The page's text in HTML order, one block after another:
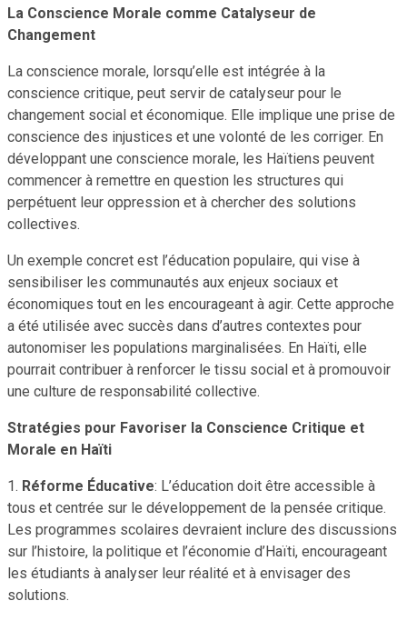
La Conscience Morale comme Catalyseur de
Changement
La conscience morale, lorsqu’elle est intégrée à la
conscience critique, peut servir de catalyseur pour le
changement social et économique. Elle implique une prise de
conscience des injustices et une volonté de les corriger. En
développant une conscience morale, les Haïtiens peuvent
commencer à remettre en question les structures qui
perpétuent leur oppression et à chercher des solutions
collectives.
Un exemple concret est l’éducation populaire, qui vise à
sensibiliser les communautés aux enjeux sociaux et
économiques tout en les encourageant à agir. Cette approche
a été utilisée avec succès dans d’autres contextes pour
autonomiser les populations marginalisées. En Haïti, elle
pourrait contribuer à renforcer le tissu social et à promouvoir
une culture de responsabilité collective.
Stratégies pour Favoriser la Conscience Critique et
Morale en Haïti
1. Réforme Éducative: L’éducation doit être accessible à
tous et centrée sur le développement de la pensée critique.
Les programmes scolaires devraient inclure des discussions
sur l’histoire, la politique et l’économie d’Haïti, encourageant
les étudiants à analyser leur réalité et à envisager des
solutions.